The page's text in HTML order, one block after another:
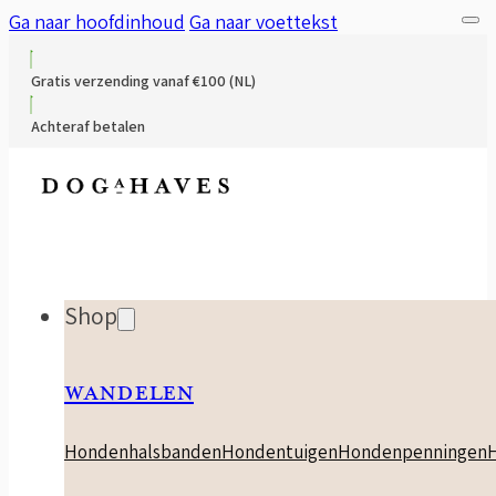
Ga naar hoofdinhoud Ga naar voettekst
Gratis verzending vanaf €100 (NL)
Achteraf betalen
Shop
WANDELEN
HondenhalsbandenHondentuigenHondenpenningen